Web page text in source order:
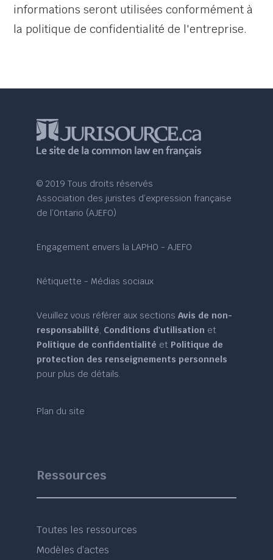
informations seront utilisées conformément à
la politique de confidentialité de l'entreprise.
© 2019 Tous droits réservés
Association des juristes d’expression française
de l’Ontario (AJEFO)
Engagement envers la LAPHO - AJEFO
Nétiquette - Médias sociaux
Veuillez vous référer aux sectionsAvis de non-
responsabilité, Conditions d'utilisation et
Politique de confidentialité et Politique de
protection des renseignements personnels
pour plus de détails.
Plan du site
Ressources
Toutes les ressources
Modèles d’actes